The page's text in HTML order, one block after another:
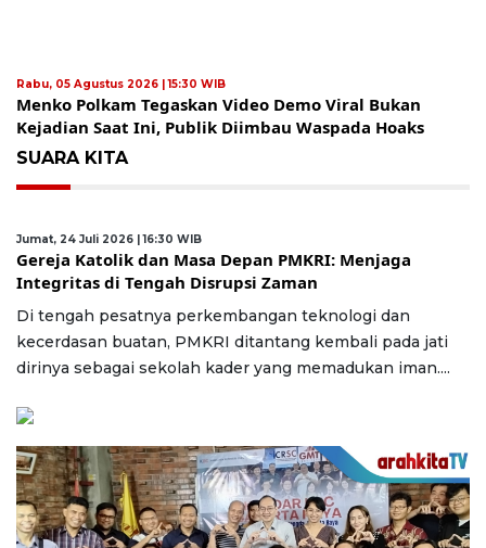
Rabu, 05 Agustus 2026 | 15:30 WIB
Menko Polkam Tegaskan Video Demo Viral Bukan
Kejadian Saat Ini, Publik Diimbau Waspada Hoaks
SUARA KITA
Jumat, 24 Juli 2026 | 16:30 WIB
Gereja Katolik dan Masa Depan PMKRI: Menjaga
Integritas di Tengah Disrupsi Zaman
Di tengah pesatnya perkembangan teknologi dan
kecerdasan buatan, PMKRI ditantang kembali pada jati
dirinya sebagai sekolah kader yang memadukan iman....